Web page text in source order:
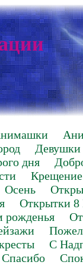
Девушки
дня
Крещение
Осень
Открытки 8
рожденья
С
Спасибо